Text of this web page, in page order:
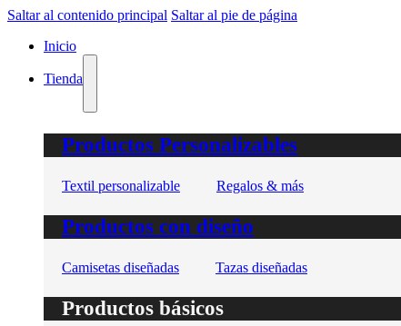
Saltar al contenido principal Saltar al pie de página
Inicio
Tienda
Productos Personalizables
Textil personalizable Regalos & más
Productos con diseño
Camisetas diseñadas Tazas diseñadas
Productos básicos